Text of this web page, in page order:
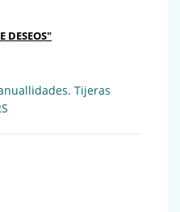
DESEOS"
Tijeras